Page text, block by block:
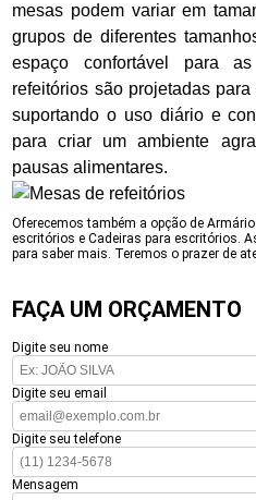
mesas podem variar em
grupos de diferentes
espaço confortável para
refeitórios são projetadas
suportando o uso diário e
para criar um ambiente
pausas alimentares.
Oferecemos também a opção de
escritórios e Cadeiras para escritórios.
para saber mais. Teremos o prazer de
FAÇA UM ORÇAMENTO
Digite seu nome
Digite seu email
Digite seu telefone
Mensagem